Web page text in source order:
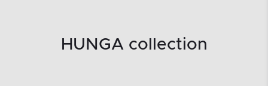
HUNGA collection